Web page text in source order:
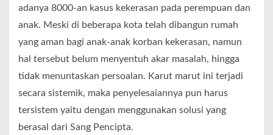
adanya 8000-an kasus kekerasan pada perempuan dan
anak. Meski di beberapa kota telah dibangun rumah
yang aman bagi anak-anak korban kekerasan, namun
hal tersebut belum menyentuh akar masalah, hingga
tidak menuntaskan persoalan. Karut marut ini terjadi
secara sistemik, maka penyelesaiannya pun harus
tersistem yaitu dengan menggunakan solusi yang
berasal dari Sang Pencipta.